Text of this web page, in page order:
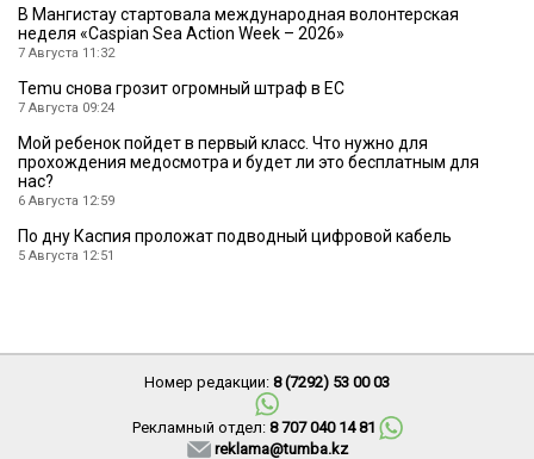
B Мангистау стартовала международная волонтерская
неделя «Caspian Sea Action Week – 2026»
7 Августа 11:32
Temu снова грозит огромный штраф в ЕС
7 Августа 09:24
Мой ребенок пойдет в первый класс. Что нужно для
прохождения медосмотра и будет ли это бесплатным для
нас?
6 Августа 12:59
По дну Каспия проложат подводный цифровой кабель
5 Августа 12:51
Номер редакции: 8 (7292) 53 00 03
Рекламный отдел: 8 707 040 14 81
reklama@tumba.kz